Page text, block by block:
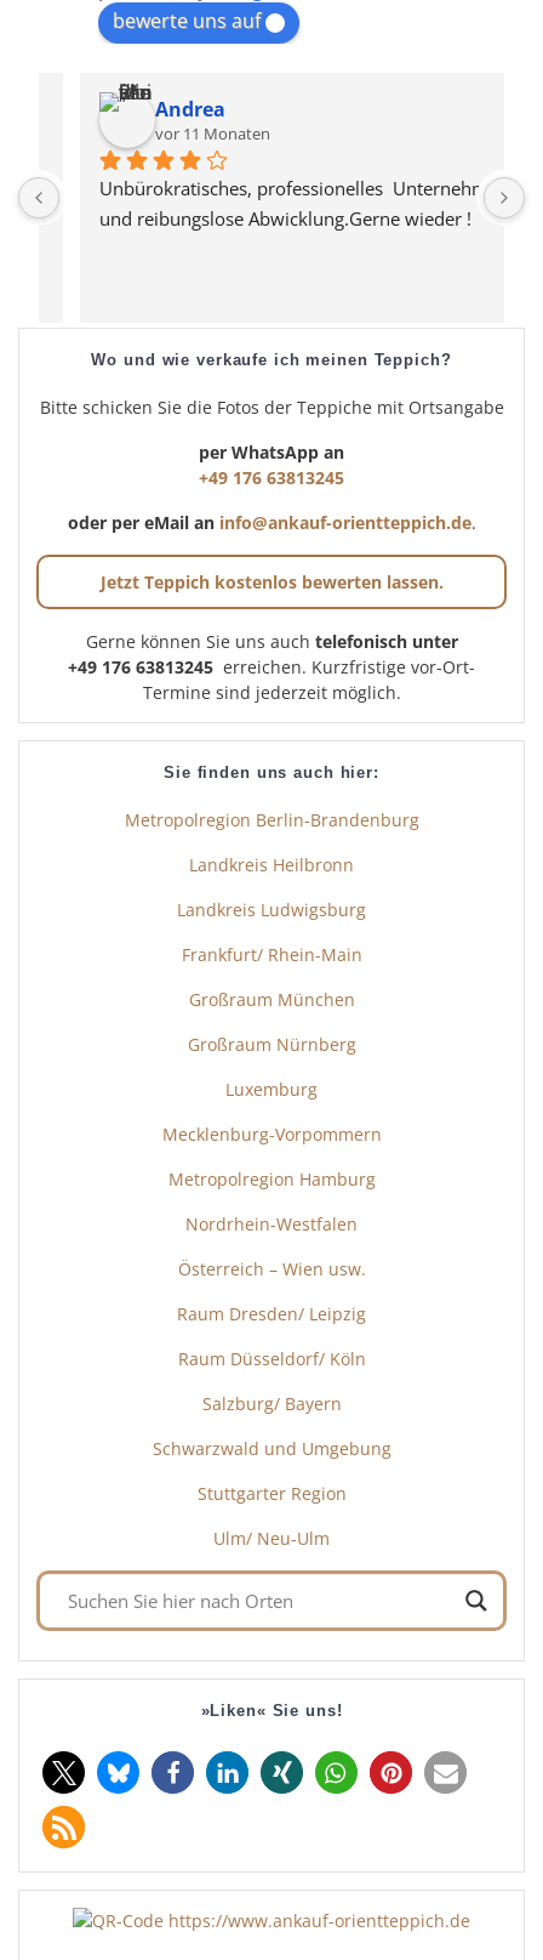
bewerte uns auf
Andrea
vor 11 Monaten
Unbürokratisches, professionelles  Unternehmen
und reibungslose Abwicklung.Gerne wieder !
Wo und wie verkaufe ich meinen Teppich?
Bitte schicken Sie die Fotos der Teppiche mit Ortsangabe
per WhatsApp an
+49 176 63813245
oder per eMail an info@ankauf-orientteppich.de.
Jetzt Teppich kostenlos bewerten lassen.
Gerne können Sie uns auch telefonisch unter
+49 176 63813245 erreichen. Kurzfristige vor-Ort-
Termine sind jederzeit möglich.
Sie finden uns auch hier:
Metropolregion Berlin-Brandenburg
Landkreis Heilbronn
Landkreis Ludwigsburg
Frankfurt/ Rhein-Main
Großraum München
Großraum Nürnberg
Luxemburg
Mecklenburg-Vorpommern
Metropolregion Hamburg
Nordrhein-Westfalen
Österreich – Wien usw.
Raum Dresden/ Leipzig
Raum Düsseldorf/ Köln
Salzburg/ Bayern
Schwarzwald und Umgebung
Stuttgarter Region
Ulm/ Neu-Ulm
»Liken« Sie uns!